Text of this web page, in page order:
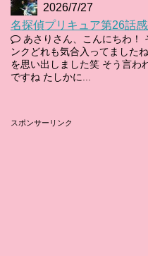
2026/7/27
名探偵プリキュア第26話
あさりさん、こんにちわ！
ンクどれも気合入ってました
を思い出しました笑 そう言わ
ですね たしかに...
スポンサーリンク